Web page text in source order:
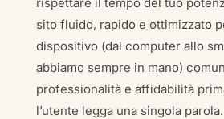
sito fluido, rapido e ottimizzato
dispositivo (dal computer allo
abbiamo sempre in mano)
professionalità e affidabilità
l’utente legga una singola